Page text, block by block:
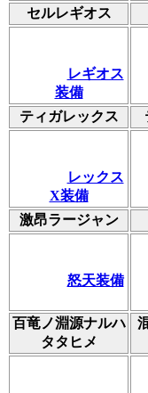
セルレギオス
レギオス
装備
ティガレックス
レックス
X装備
激昂ラージャン
怒天装備
百竜ノ淵源ナルハ
タタヒメ